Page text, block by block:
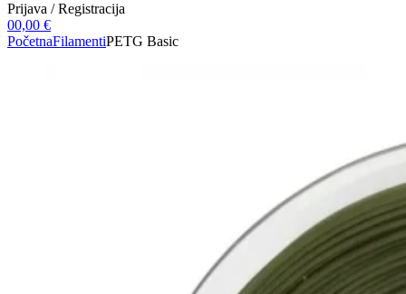
Prijava / Registracija
00,00 €
PočetnaFilamentiPETG Basic